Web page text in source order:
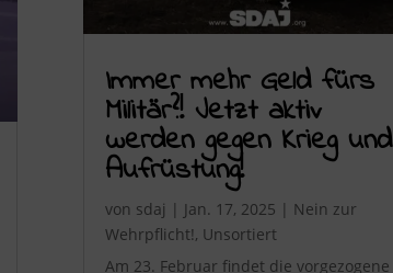
Immer mehr Geld fürs
Militär?! Jetzt aktiv
werden gegen Krieg und
Aufrüstung!
von sdaj | Jan. 17, 2025 | Nein zur
Wehrpflicht!, Unsortiert
Am 23. Februar findet die vorgezogene